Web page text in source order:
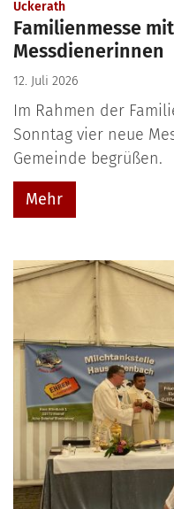
Uckerath:
Familienmesse
Messdienerinnen
12. Juli 2026
Im Rahmen der
Sonntag vier neue
Gemeinde begrüßen.
Mehr